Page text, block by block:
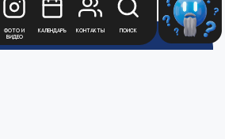
Фото и
видео
Календарь Контакты Поиск